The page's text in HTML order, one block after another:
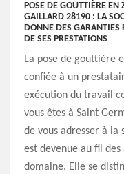
POSE DE GOUTTIÈRE
GAILLARD 28190 : LA
DONNE DES GARANTIES
DE SES PRESTATIONS
La pose de gouttière
confiée à un
exécution du travail
vous êtes à Saint
de vous adresser à la
est devenue au fil
domaine. Elle se